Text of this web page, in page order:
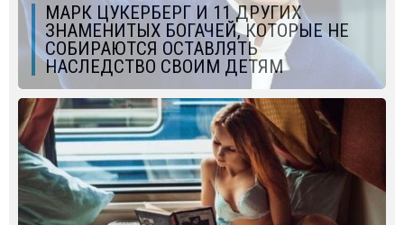
МАРК ЦУКЕРБЕРГ И 11 ДРУГИХ
ЗНАМЕНИТЫХ БОГАЧЕЙ, КОТОРЫЕ НЕ
СОБИРАЮТСЯ ОСТАВЛЯТЬ
НАСЛЕДСТВО СВОИМ ДЕТЯМ